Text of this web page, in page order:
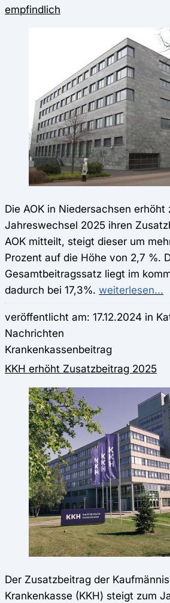
empfindlich
Die AOK in Niedersachsen erhöht
Jahreswechsel 2025 ihren
AOK mitteilt, steigt dieser um
Prozent auf die Höhe von 2,7 %.
Gesamtbeitragssatz liegt im
dadurch bei 17,3%. weiterlesen...
veröffentlicht am: 17.12.2024 in
Nachrichten
Krankenkassenbeitrag
KKH erhöht Zusatzbeitrag 2025
Der Zusatzbeitrag der
Krankenkasse (KKH) steigt zum